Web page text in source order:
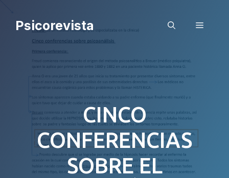
Psicorevista Menú
CINCO
CONFERENCIAS
SOBRE EL